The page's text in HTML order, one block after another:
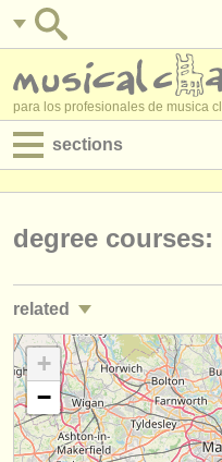
para los profesionales de musica
sections
empleos -
degree courses
cursillos
degree courses:
related
cursos/masterclass
degree courses: guitarra
degree courses: tiorba (1)
+
−